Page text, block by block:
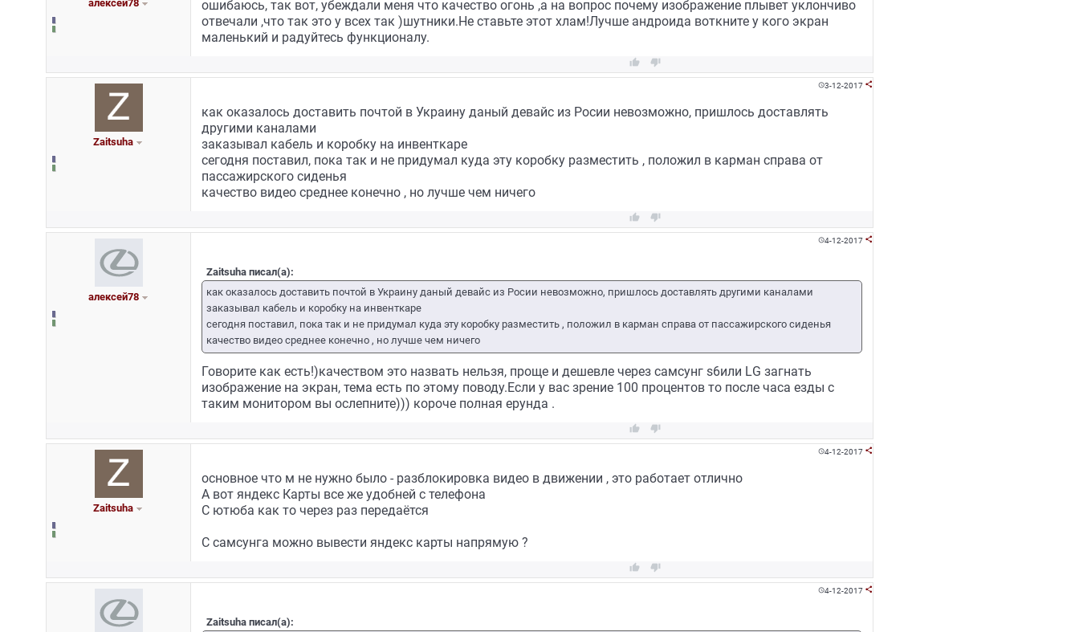
алексей78
ошибаюсь, так вот, убеждали меня что качество огонь ,а на вопрос почему изображение плывет уклончиво
отвечали ,что так это у всех так )шутники.Не ставьте этот хлам!Лучше андроида воткните у кого экран
маленький и радуйтесь функционалу.
 
Zaitsuha
3-12-2017 
как оказалось доставить почтой в Украину даный девайс из Росии невозможно, пришлось доставлять
другими каналами
заказывал кабель и коробку на инвенткаре
сегодня поставил, пока так и не придумал куда эту коробку разместить , положил в карман справа от
пассажирского сиденья
качество видео среднее конечно , но лучше чем ничего
 
алексей78
4-12-2017 
Zaitsuha писал(а):
как оказалось доставить почтой в Украину даный девайс из Росии невозможно, пришлось доставлять другими каналами
заказывал кабель и коробку на инвенткаре
сегодня поставил, пока так и не придумал куда эту коробку разместить , положил в карман справа от пассажирского сиденья
качество видео среднее конечно , но лучше чем ничего
Говорите как есть!)качеством это назвать нельзя, проще и дешевле через самсунг s6или LG загнать
изображение на экран, тема есть по этому поводу.Если у вас зрение 100 процентов то после часа езды с
таким монитором вы ослепните))) короче полная ерунда .
 
Zaitsuha
4-12-2017 
основное что м не нужно было - разблокировка видео в движении , это работает отлично
А вот яндекс Карты все же удобней с телефона
С ютюба как то через раз передаётся
С самсунга можно вывести яндекс карты напрямую ?
 
4-12-2017 
Zaitsuha писал(а):